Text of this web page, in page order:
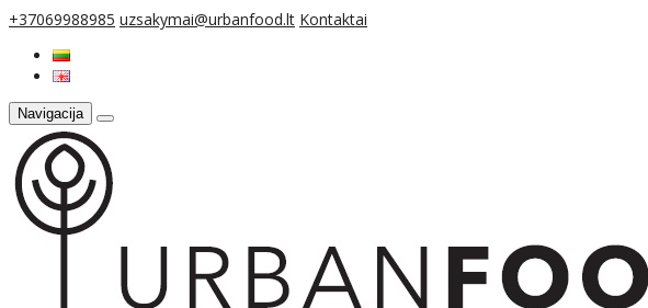
+37069988985 uzsakymai@urbanfood.lt Kontaktai
Navigacija